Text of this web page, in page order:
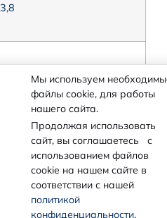
3,8
-30…+60
Мы используем
файлы cookie, для работы
нашего сайта.
Продолжая использовать
сайт, вы соглашаетесь с
использованием файлов
cookie на нашем сайте в
соответствии с нашей
политикой
конфиденциальности.